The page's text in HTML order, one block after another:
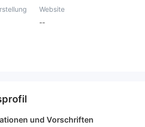
Website
--
und Vorschriften